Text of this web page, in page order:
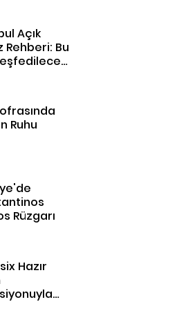
Açık
Rehberi: Bu
Ruhu
Rüzgarı
Hazır